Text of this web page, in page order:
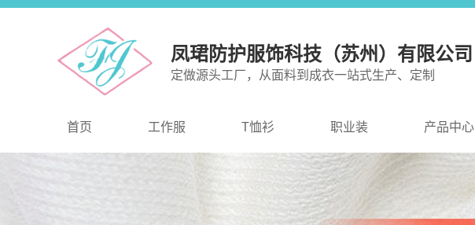
凤珺防护服饰科技（苏州）有限公司
定做源头工厂，从面料到成衣一站式生产、定制
首页 工作服 T恤衫 职业装 产品中心